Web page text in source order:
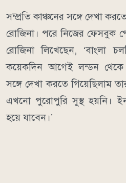
সম্প্রতি কাঞ্চনের সঙ্গে দেখা
রোজিনা। পরে নিজের ফেসবুক
রোজিনা লিখেছেন, ‘বাংলা
কয়েকদিন আগেই লন্ডন থেকে
সঙ্গে দেখা করতে গিয়েছিলাম
এখনো পুরোপুরি সুস্থ হয়নি।
হয়ে যাবেন।’